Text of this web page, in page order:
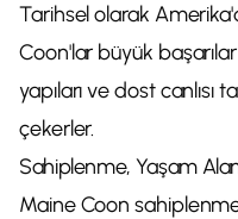
Tarihsel olarak
Coon'lar büyük
yapıları ve dost canlısı
çekerler.
Sahiplenme, Yaşam
Maine Coon